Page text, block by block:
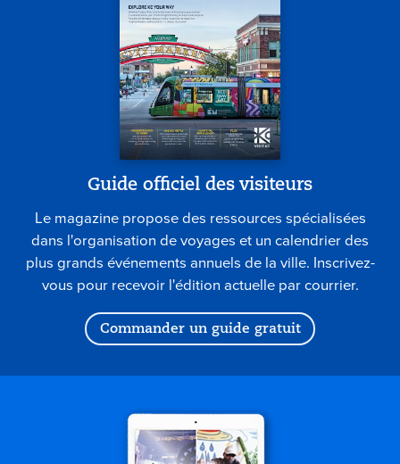
Guide officiel des visiteurs
Le magazine propose des ressources spécialisées
dans l'organisation de voyages et un calendrier des
plus grands événements annuels de la ville. Inscrivez-
vous pour recevoir l'édition actuelle par courrier.
Commander un guide gratuit